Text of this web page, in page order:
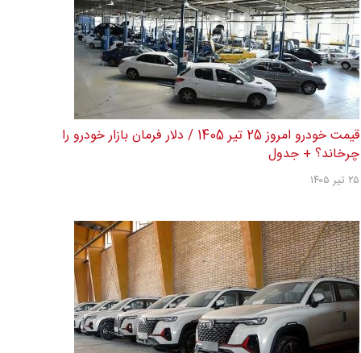
قیمت خودرو امروز 25 تیر 1405 / دلار فرمان بازار خودرو را
چرخاند؟ + جدول
۲۵ تیر ۱۴۰۵